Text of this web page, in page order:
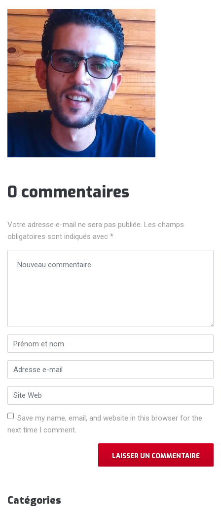
0 commentaires
Votre adresse e-mail ne sera pas publiée. Les champs
obligatoires sont indiqués avec *
Prénom et nom
Adresse e-mail *
Site Web
Save my name, email, and website in this browser for the
next time I comment.
Catégories